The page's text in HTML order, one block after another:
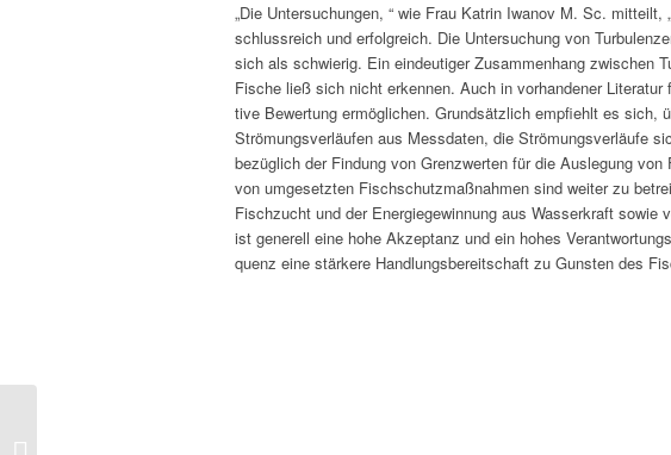
„Die Unter­suchun­gen, “ wie Frau Katrin Iwanov M. Sc.
schlussre­ich und erfol­gre­ich. Die Unter­suchung von
sich als schwierig. Ein ein­deutiger Zusam­men­hang zwis­chen
Fis­che ließ sich nicht erken­nen. Auch in vorhan­den­er
tive Bew­er­tung ermöglichen. Grund­sät­zlich emp­fiehlt es sich,
Strö­mungsver­läufen aus Mess­dat­en, die Strö­mungsver­läufe
bezüglich der Find­ung von Gren­zw­erten für die Ausle­gung
von umge­set­zten Fis­chschutz­maß­nah­men sind weit­er zu
Fis­chzucht und der Energiegewin­nung aus Wasserkraft
ist generell eine hohe Akzep­tanz und ein hohes
quenz eine stärkere Hand­lungs­bere­itschaft zu Gun­sten des